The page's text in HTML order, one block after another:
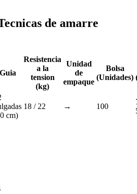
de amarre
Guia
Resistencia
a la
tension
(kg)
Unidad
de
empaque
Bolsa
(Unidades)
cm)
18 / 22 → 100